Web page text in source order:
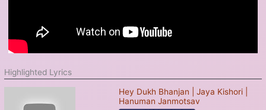
Highlighted Lyrics
Hey Dukh Bhanjan | Jaya Kishori |
Hanuman Janmotsav